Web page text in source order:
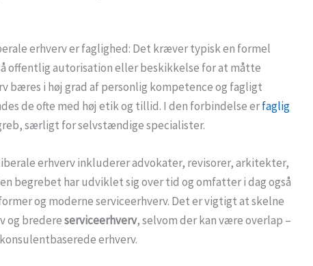
erhverv er faglighed: Det kræver typisk en formel
offentlig autorisation eller beskikkelse for at måtte
bæres i høj grad af personlig kompetence og fagligt
de ofte med høj etik og tillid. I den forbindelse erfaglig
særligt for selvstændige specialister.
erhverv inkluderer advokater, revisorer, arkitekter,
begrebet har udviklet sig over tid og omfatter i dag også
og moderne serviceerhverv. Det er vigtigt at skelne
og bredereserviceerhverv, selvom der kan være overlap –
erhverv.